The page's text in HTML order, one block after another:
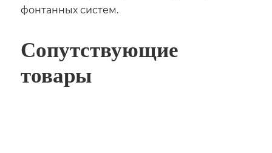
фонтанных систем.
Сопутствующие
товары